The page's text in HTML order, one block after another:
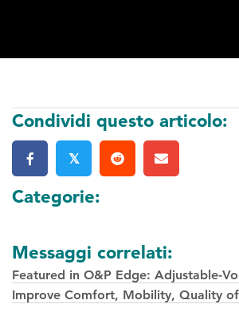
Condividi questo articolo:
𝕏
Categorie:
Messaggi correlati:
Featured in O&P Edge: Adjustable-
Improve Comfort, Mobility, Quality